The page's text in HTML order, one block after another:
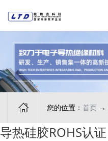
 您的位置： 首页 →
导热硅胶ROHS认证